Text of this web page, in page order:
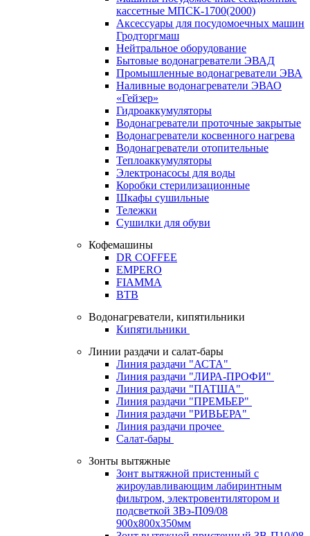
кассетные МПСК-1700(2000)
Аксессуары для посудомоечных машин
Гродторгмаш
Нейтральное оборудование
Бытовые водонагреватели ЭВАД
Промышленные водонагреватели ЭВА
Наливные водонагреватели ЭВАО
«Гейзер»
Гидроаккумуляторы
Водонагреватели проточные закрытые
Водонагреватели косвенного нагрева
Водонагреватели отопительные
Теплоаккумуляторы
Электронасосы для воды
Коробки стерилизационные
Шкафы сушильные
Тележки
Сушилки для обуви
Кофемашины
DR COFFEE
EMPERO
FIAMMA
BTB
Водонагреватели, кипятильники
Кипятильники
Линии раздачи и салат-бары
Линия раздачи "АСТА"
Линия раздачи "ЛИРА-ПРОФИ"
Линия раздачи "ПАТША"
Линия раздачи "ПРЕМЬЕР"
Линия раздачи "РИВЬЕРА"
Линия раздачи прочее
Салат-бары
Зонты вытяжные
Зонт вытяжной пристенный с
жироулавливающим лабиринтным
фильтром, электровентилятором и
подсветкой ЗВэ-П09/08
900х800х350мм